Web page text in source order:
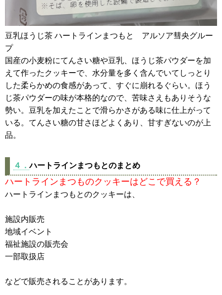
豆乳ほうじ茶 ハートラインまつもと アルソア彗央グルー
プ
国産の小麦粉にてんさい糖や豆乳、ほうじ茶パウダーを加
えて作ったクッキーで、水分量を多く含んでいてしっとり
した柔らかめの食感があって、すぐに崩れるぐらい。ほう
じ茶パウダーの味が本格的なので、苦味さえもありそうな
勢い。豆乳を加えたことで滑らかさがある味に仕上がって
いる。てんさい糖の甘さほどよくあり、甘すぎないのが上
品。
４．ハートラインまつもとのまとめ
ハートラインまつものクッキーはどこで買える？
ハートラインまつもとのクッキーは、
施設内販売
地域イベント
福祉施設の販売会
一部取扱店
などで販売されることがあります。